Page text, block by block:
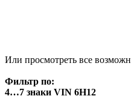
Или просмотреть все
Фильтр по:
4…7 знаки VIN 6H12